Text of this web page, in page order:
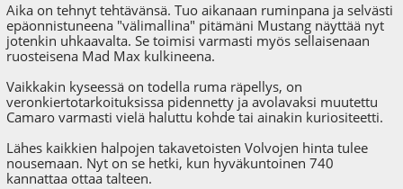
Aika on tehnyt tehtävänsä. Tuo aikanaan ruminpana ja selvästi
epäonnistuneena "välimallina" pitämäni Mustang näyttää nyt
jotenkin uhkaavalta. Se toimisi varmasti myös sellaisenaan
ruosteisena Mad Max kulkineena.
Vaikkakin kyseessä on todella ruma räpellys, on
veronkiertotarkoituksissa pidennetty ja avolavaksi muutettu
Camaro varmasti vielä haluttu kohde tai ainakin kuriositeetti.
Lähes kaikkien halpojen takavetoisten Volvojen hinta tulee
nousemaan. Nyt on se hetki, kun hyväkuntoinen 740
kannattaa ottaa talteen.